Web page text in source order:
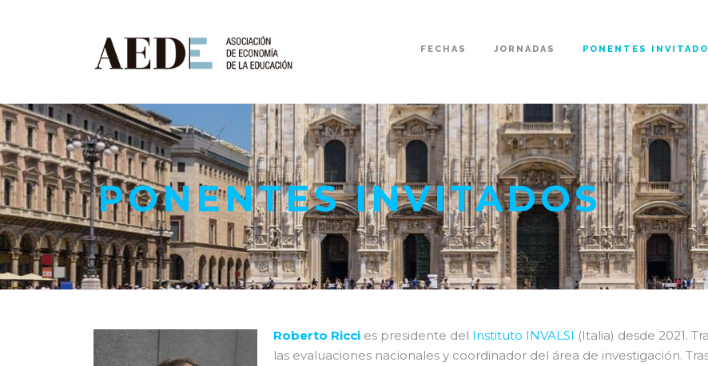
FECHAS JORNADAS PONENTES
PONENTES INVITADOS
Roberto Ricci es presidente del Instituto INVALSI (Italia) desde 2021.
las evaluaciones nacionales y coordinador del área de investigación.